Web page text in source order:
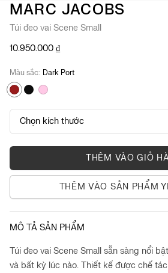
Chuyển
đến
phần
của
viện
hình
MARC JACOBS
Túi đeo vai Scene Small
10.950.000 ₫
Màu sắc Dark Port
Chọn kích thước
ONE SIZE
THÊM VÀO GIỎ
THÊM VÀO SẢN PHẨM
MÔ TẢ SẢN PHẨM
Túi đeo vai Scene Small sẵn sàng nổi
và bất kỳ lúc nào. Thiết kế được chế